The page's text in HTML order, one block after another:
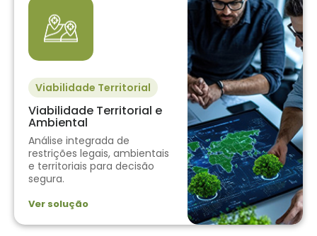
Viabilidade Territorial
Viabilidade Territorial e
Ambiental
Análise integrada de
restrições legais, ambientais
e territoriais para decisão
segura.
Ver solução